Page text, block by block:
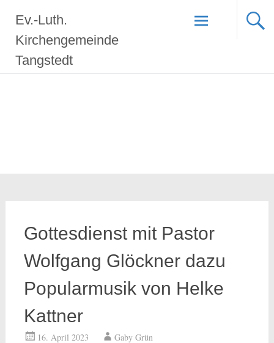
Inhalt
springen
Ev.-Luth.
Kirchengemeinde
Tangstedt
Gottesdienst mit Pastor
Wolfgang Glöckner dazu
Popularmusik von Helke
Kattner
16. April 2023 Gaby Grün